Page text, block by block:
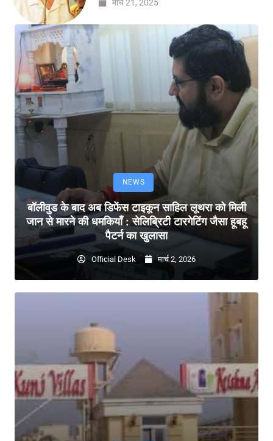
मार्च 21, 2025
NEWS
बॉलीवुड के बाद अब डिफेंस टाइकून साहिल लूथरा को मिली
जान से मारने की धमकियाँ : सेलिब्रिटी टारगेटिंग जैसा हूबहू
पैटर्न का खुलासा
Official Desk मार्च 2, 2026